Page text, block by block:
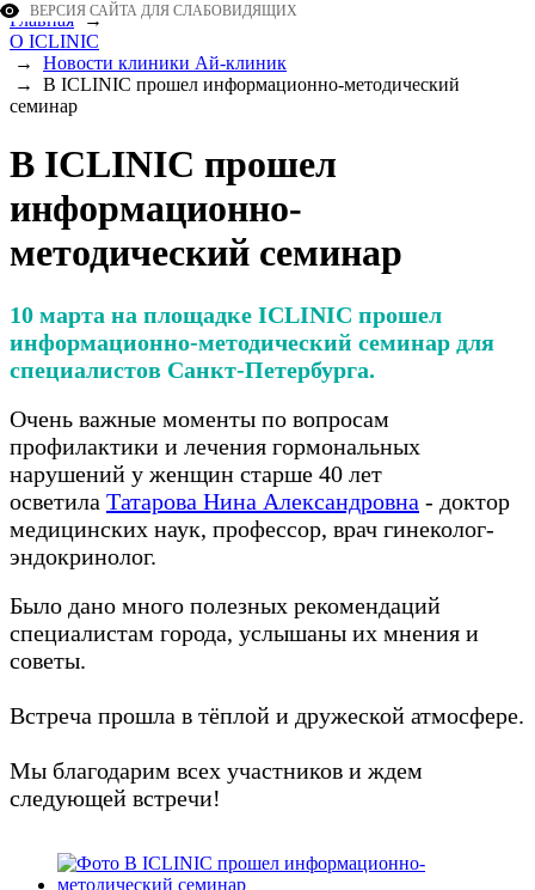
ВЕРСИЯ САЙТА ДЛЯ СЛАБОВИДЯЩИХ
Главная→
О ICLINIC
→ Новости клиники Ай-клиник
→ В ICLINIC прошел информационно-методический
семинар
В ICLINIC прошел
информационно-
методический семинар
10 марта на площадке ICLINIC прошел
информационно-методический семинар для
специалистов Санкт-Петербурга.
Очень важные моменты по вопросам
профилактики и лечения гормональных
нарушений у женщин старше 40 лет
осветила Татарова Нина Александровна - доктор
медицинских наук, профессор, врач гинеколог-
эндокринолог.
Было дано много полезных рекомендаций
специалистам города, услышаны их мнения и
советы.
Встреча прошла в тёплой и дружеской атмосфере.
Мы благодарим всех участников и ждем
следующей встречи!